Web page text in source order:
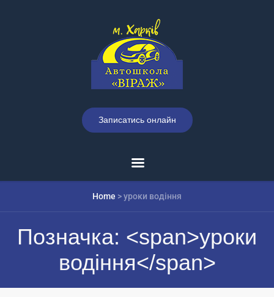
Записатись онлайн
Home >уроки водіння
Позначка: <span>уроки
водіння</span>